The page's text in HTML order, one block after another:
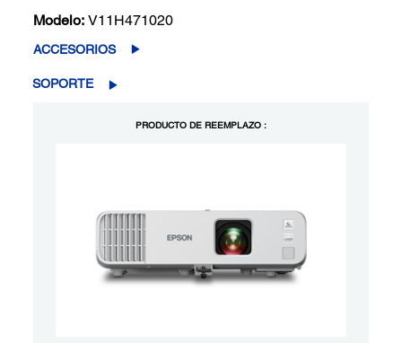
Modelo: V11H471020
ACCESORIOS
SOPORTE
PRODUCTO DE REEMPLAZO :